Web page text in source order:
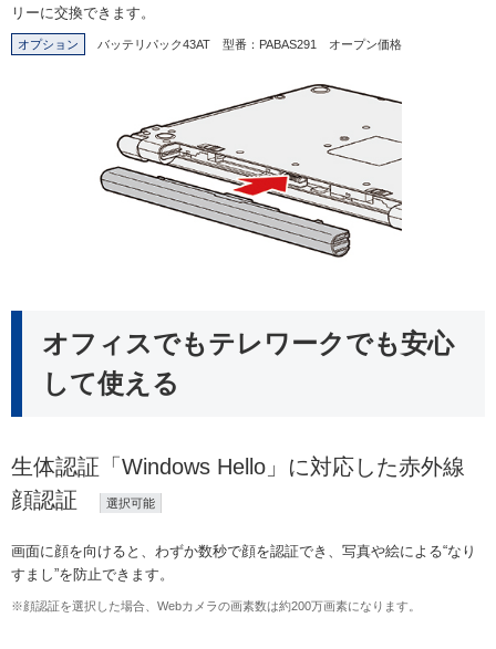
リーに交換できます。
オプション バッテリパック43AT 型番：PABAS291 オープン価格
オフィスでもテレワークでも安心
して使える
生体認証「Windows Hello」に対応した赤外線
顔認証
選択可能
画面に顔を向けると、わずか数秒で顔を認証でき、写真や絵による“なり
すまし”を防止できます。
※顔認証を選択した場合、Webカメラの画素数は約200万画素になります。